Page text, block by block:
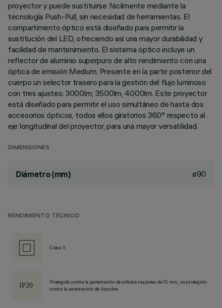
proyector y puede sustituirse fácilmente mediante la
tecnología Push-Pull, sin necesidad de herramientas. El
compartimento óptico está diseñado para permitir la
sustitución del LED, ofreciendo así una mayor durabilidad y
facilidad de mantenimiento. El sistema óptico incluye un
reflector de aluminio superpuro de alto rendimiento con una
óptica de emisión Medium. Presente en la parte posterior del
cuerpo un selector trasero para la gestión del flujo luminoso
con tres ajustes: 3000lm, 3500lm, 4000lm. Este proyector
está diseñado para permitir el uso simultáneo de hasta dos
accesorios ópticos, todos ellos giratorios 360° respecto al
eje longitudinal del proyector, para una mayor versatilidad.
DIMENSIONES
Diámetro (mm) ø90
RENDIMIENTO TÉCNICO
Class II
Protegido contra la penetración de sólidos mayores de 12 mm, no protegido
contra la penetración de líquidos.